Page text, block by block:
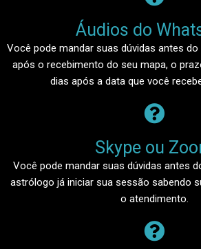
Áudios do
Você pode mandar suas dúvidas antes
após o recebimento do seu mapa, o
dias após a data que você
Skype ou
Você pode mandar suas dúvidas antes
astrólogo já iniciar sua sessão sabendo
o atendimento.